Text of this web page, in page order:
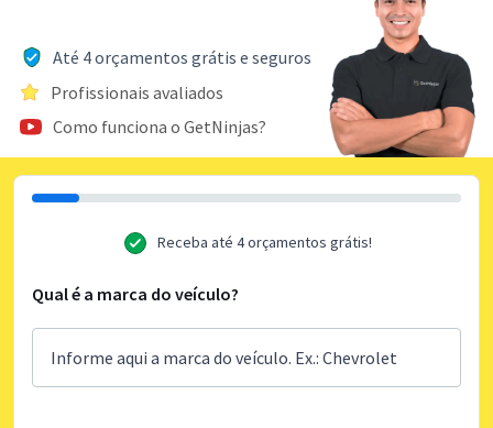
Até 4 orçamentos grátis e seguros
Profissionais avaliados
Como funciona o GetNinjas?
Receba até 4 orçamentos grátis!
Qual é a marca do veículo?